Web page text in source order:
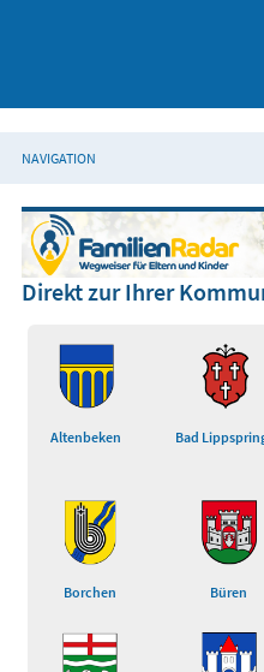
NAVIGATION
Direkt zur Ihrer
Altenbeken Bad
Borchen Büren